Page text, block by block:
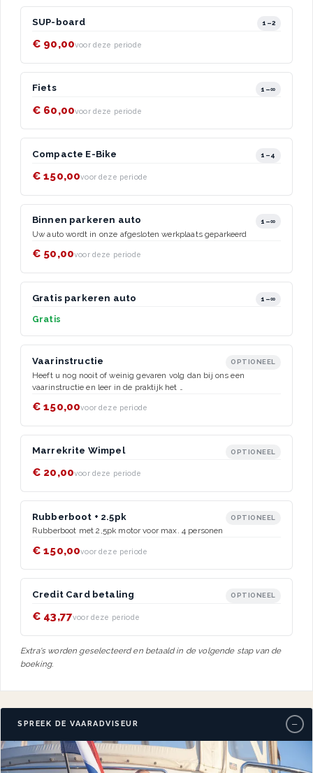
SUP-board 1–2
€ 90,00voor deze periode
Fiets 1–∞
€ 60,00voor deze periode
Compacte E-Bike 1–4
€ 150,00voor deze periode
Binnen parkeren auto 1–∞
Uw auto wordt in onze afgesloten werkplaats geparkeerd
€ 50,00voor deze periode
Gratis parkeren auto 1–∞
Gratis
Vaarinstructie OPTIONEEL
Heeft u nog nooit of weinig gevaren volg dan bij ons een
vaarinstructie en leer in de praktijk het …
€ 150,00voor deze periode
Marrekrite Wimpel OPTIONEEL
€ 20,00voor deze periode
Rubberboot + 2.5pk OPTIONEEL
Rubberboot met 2,5pk motor voor max. 4 personen
€ 150,00voor deze periode
Credit Card betaling OPTIONEEL
€ 43,77voor deze periode
Extra's worden geselecteerd en betaald in de volgende stap van de
boeking.
SPREEK DE VAARADVISEUR −